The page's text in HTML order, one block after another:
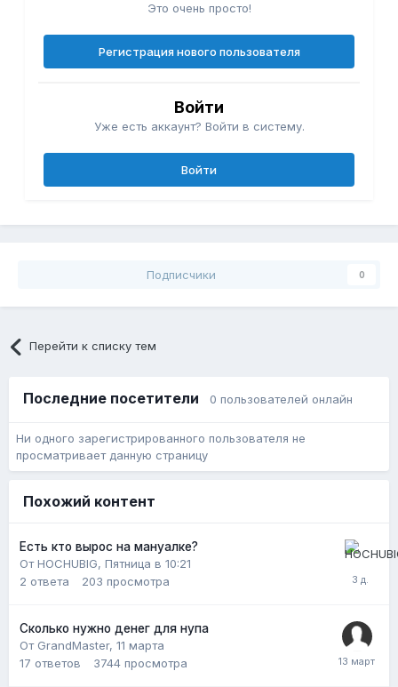
Это очень просто!
Регистрация нового пользователя
Войти
Уже есть аккаунт? Войти в систему.
Войти
Подписчики 0
Перейти к списку тем
Последние посетители 0 пользователей онлайн
Ни одного зарегистрированного пользователя не
просматривает данную страницу
Похожий контент
Есть кто вырос на мануалке?
От HOCHUBIG, Пятница в 10:21
2 ответа 203 просмотра
Сколько нужно денег для нупа
От GrandMaster, 11 марта
17 ответов 3744 просмотра